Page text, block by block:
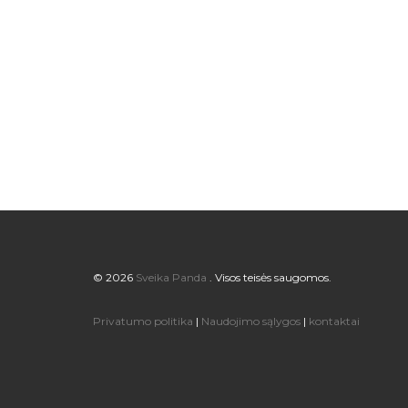
© 2026 Sveika Panda . Visos teisės saugomos.
Privatumo politika | Naudojimo sąlygos | kontaktai